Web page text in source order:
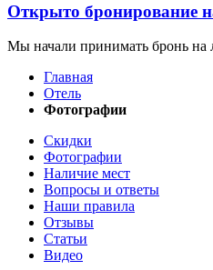
Открыто бронирование
Мы начали принимать бронь на
Главная
Отель
Фотографии
Скидки
Фотографии
Наличие мест
Вопросы и ответы
Наши правила
Отзывы
Статьи
Видео